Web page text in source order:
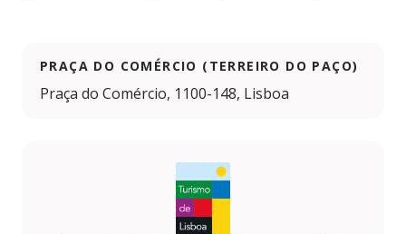
PRAÇA DO COMÉRCIO (TERREIRO DO PAÇO)
Praça do Comércio, 1100-148, Lisboa